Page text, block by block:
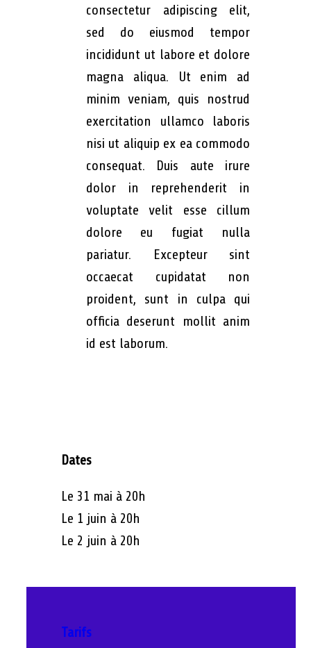
consectetur adipiscing elit,
sed do eiusmod tempor
incididunt ut labore et dolore
magna aliqua. Ut enim ad
minim veniam, quis nostrud
exercitation ullamco laboris
nisi ut aliquip ex ea commodo
consequat. Duis aute irure
dolor in reprehenderit in
voluptate velit esse cillum
dolore eu fugiat nulla
pariatur. Excepteur sint
occaecat cupidatat non
proident, sunt in culpa qui
officia deserunt mollit anim
id est laborum.
Dates
Le 31 mai à 20h
Le 1 juin à 20h
Le 2 juin à 20h
Tarifs